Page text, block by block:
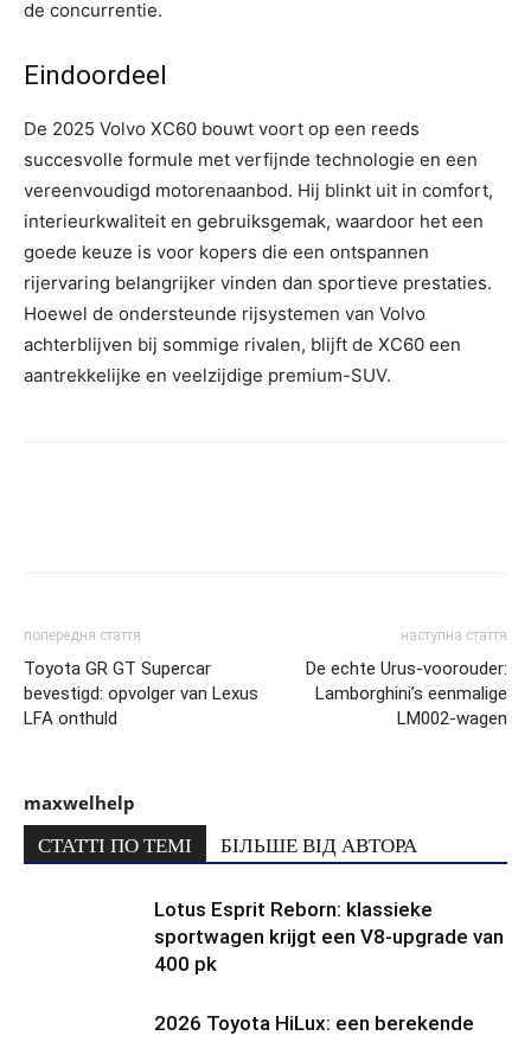
de concurrentie.
Eindoordeel
De 2025 Volvo XC60 bouwt voort op een reeds
succesvolle formule met verfijnde technologie en een
vereenvoudigd motorenaanbod. Hij blinkt uit in comfort,
interieurkwaliteit en gebruiksgemak, waardoor het een
goede keuze is voor kopers die een ontspannen
rijervaring belangrijker vinden dan sportieve prestaties.
Hoewel de ondersteunde rijsystemen van Volvo
achterblijven bij sommige rivalen, blijft de XC60 een
aantrekkelijke en veelzijdige premium-SUV.
попередня стаття
Toyota GR GT Supercar
bevestigd: opvolger van Lexus
LFA onthuld
наступна стаття
De echte Urus-voorouder:
Lamborghini’s eenmalige
LM002-wagen
maxwelhelp
СТАТТІ ПО ТЕМІ БІЛЬШЕ ВІД АВТОРА
Lotus Esprit Reborn: klassieke
sportwagen krijgt een V8-upgrade van
400 pk
2026 Toyota HiLux: een berekende